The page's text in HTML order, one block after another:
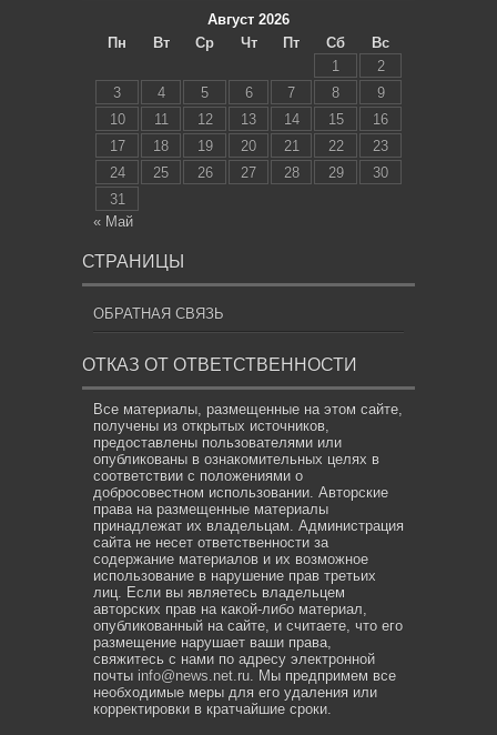
Август 2026
Пн
Вт Ср Чт Пт Сб
Вс
1
2
3
4 5 6 7 8
9
10
11 12 13 14 15
16
17
18 19 20 21 22
23
24
25 26 27 28 29
30
31
« Май
СТРАНИЦЫ
ОБРАТНАЯ СВЯЗЬ
ОТКАЗ ОТ ОТВЕТСТВЕННОСТИ
Все материалы, размещенные на этом сайте,
получены из открытых источников,
предоставлены пользователями или
опубликованы в ознакомительных целях в
соответствии с положениями о
добросовестном использовании. Авторские
права на размещенные материалы
принадлежат их владельцам. Администрация
сайта не несет ответственности за
содержание материалов и их возможное
использование в нарушение прав третьих
лиц. Если вы являетесь владельцем
авторских прав на какой-либо материал,
опубликованный на сайте, и считаете, что его
размещение нарушает ваши права,
свяжитесь с нами по адресу электронной
почты info@news.net.ru . Мы предпримем все
необходимые меры для его удаления или
корректировки в кратчайшие сроки.